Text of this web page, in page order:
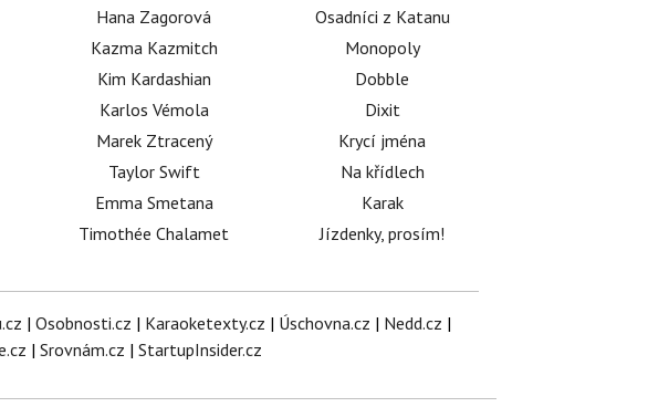
Hana Zagorová
Kazma Kazmitch
Kim Kardashian
Karlos Vémola
Marek Ztracený
Taylor Swift
Emma Smetana
Timothée Chalamet
Osadníci z Katanu
Monopoly
Dobble
Dixit
Krycí jména
Na křídlech
Karak
Jízdenky, prosím!
| Osobnosti.cz | Karaoketexty.cz | Úschovna.cz | Nedd.cz |
| Srovnám.cz | StartupInsider.cz